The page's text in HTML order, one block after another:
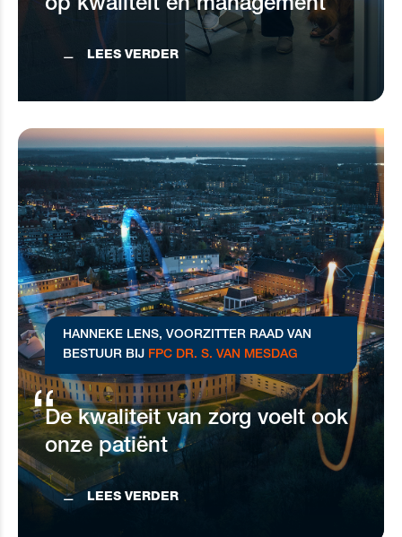
op kwaliteit en management
LEES VERDER
HANNEKE LENS, VOORZITTER RAAD VAN
BESTUUR BIJ FPC DR. S. VAN MESDAG
De kwaliteit van zorg voelt ook
onze patiënt
LEES VERDER